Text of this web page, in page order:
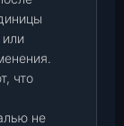
или
что
не